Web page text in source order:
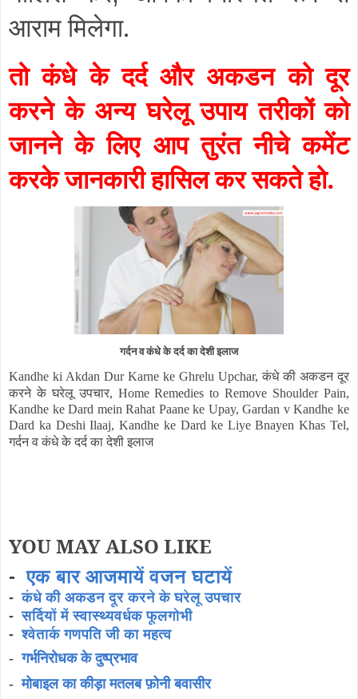
आराम मिलेगा.
तो कंधे के दर्द और अकडन को दूर
करने के अन्य घरेलू उपाय तरीकों को
जानने के लिए आप तुरंत नीचे कमेंट
करके जानकारी हासिल कर सकते हो.
गर्दन व कंधे के दर्द का देशी इलाज
Kandhe ki Akdan Dur Karne ke Ghrelu Upchar,कंधे की अकडन दूर
करने के घरेलू उपचार, Home Remedies to Remove Shoulder Pain,
Kandhe ke Dard mein Rahat Paane ke Upay, Gardan v Kandhe ke
Dard ka Deshi Ilaaj, Kandhe ke Dard ke Liye Bnayen Khas Tel,
गर्दन व कंधे केदर्द का देशी इलाज
YOU MAY ALSO LIKE
-एक बार आजमायें वजन घटायें
-कंधे की अकडन दूर करने के घरेलू उपचार
-सर्दियों में स्वास्थ्यवर्धक फूलगोभी
-श्वेतार्क गणपति जी का महत्व
-गर्भनिरोधक के दुष्प्रभाव
-मोबाइल का कीड़ा मतलब फ़ोनी बवासीर